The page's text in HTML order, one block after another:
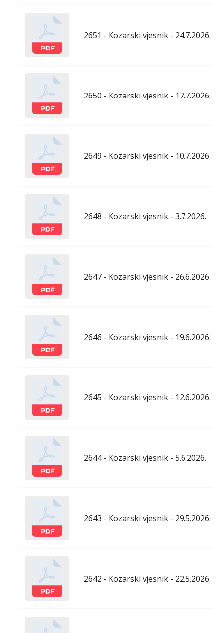
2651 - Kozarski vjesnik - 24.7.2026.
2650 - Kozarski vjesnik - 17.7.2026.
2649 - Kozarski vjesnik - 10.7.2026.
2648 - Kozarski vjesnik - 3.7.2026.
2647 - Kozarski vjesnik - 26.6.2026.
2646 - Kozarski vjesnik - 19.6.2026.
2645 - Kozarski vjesnik - 12.6.2026.
2644 - Kozarski vjesnik - 5.6.2026.
2643 - Kozarski vjesnik - 29.5.2026.
2642 - Kozarski vjesnik - 22.5.2026.